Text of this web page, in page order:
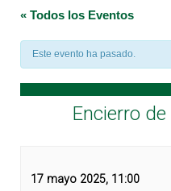
« Todos los Eventos
Este evento ha pasado.
Encierro
17 mayo 2025, 11:00